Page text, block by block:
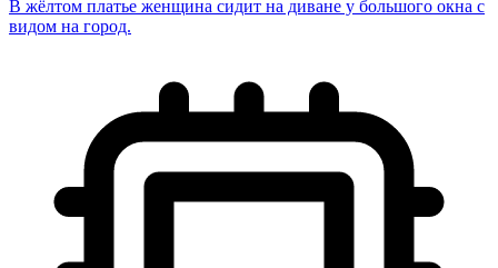
В жёлтом платье женщина сидит на диване у большого окна с
видом на город.